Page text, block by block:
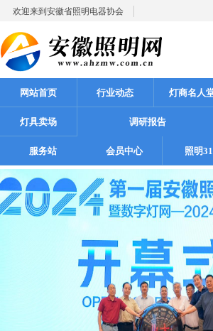
欢迎来到安徽省照明电器协会
网站首页 行业动态 灯商名人
灯具卖场 调研报告
服务站 会员中心 照明